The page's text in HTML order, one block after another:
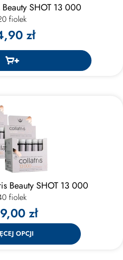
SHOT 13 000
fiolek
zł
Beauty SHOT 13 000
fiolek
zł
OPCJI